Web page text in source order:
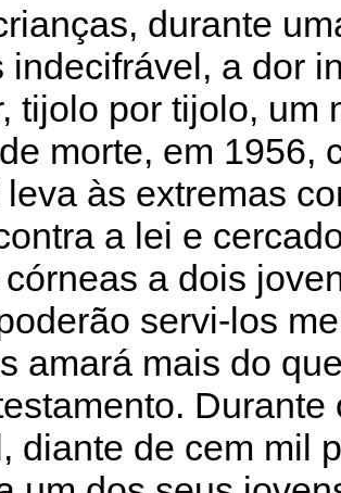
durante
indecifrável, a dor
tijolo por tijolo, um
morte, em 1956,
às extremas
a lei e
a dois
servi-los
amará mais do
diante de cem mil